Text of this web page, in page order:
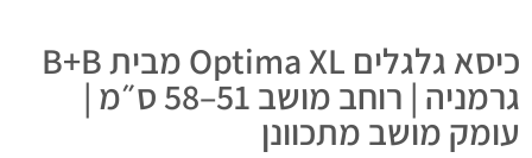
כיסא גלגלים Optima XL מבית B+B
גרמניה | רוחב מושב 51–58 ס״מ |
עומק מושב מתכוונן